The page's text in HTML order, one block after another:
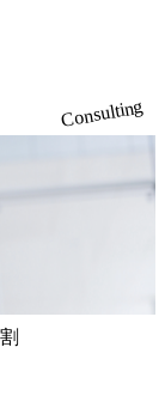
ック
サポ
対応
新サ
んで
して
決・
従事
略
新規
Consulting